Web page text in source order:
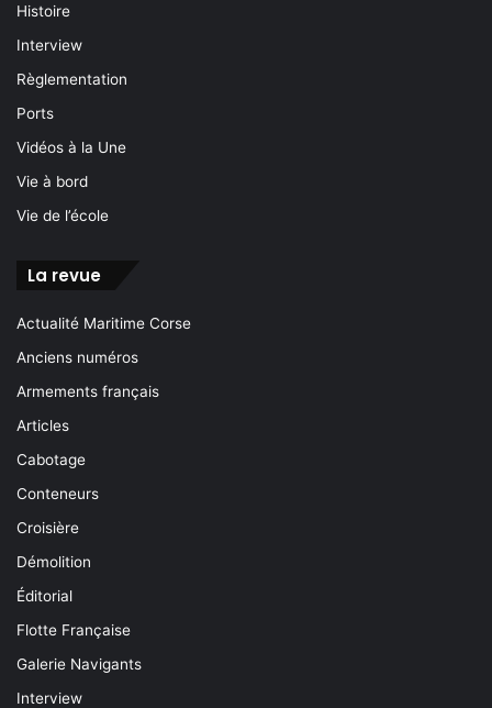
Histoire
Interview
Règlementation
Ports
Vidéos à la Une
Vie à bord
Vie de l’école
La revue
Actualité Maritime Corse
Anciens numéros
Armements français
Articles
Cabotage
Conteneurs
Croisière
Démolition
Éditorial
Flotte Française
Galerie Navigants
Interview